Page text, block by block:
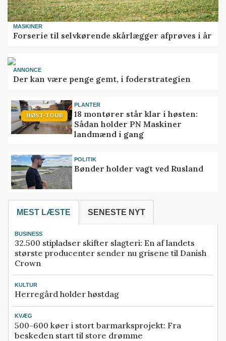
MASKINER
Forserie til selvkørende skårlægger afprøves i år
ANNONCE
Der kan være penge gemt, i foderstrategien
HØST-TOUR
PLANTER
18 montører står klar i høsten:
Sådan holder PN Maskiner
landmænd i gang
POLITIK
Bønder holder vagt ved Rusland
MEST LÆSTE SENESTE NYT
BUSINESS
32.500 stipladser skifter slagteri: En af landets
største producenter sender nu grisene til Danish
Crown
KULTUR
Herregård holder høstdag
KVÆG
500-600 køer i stort barmarksprojekt: Fra
beskeden start til store drømme